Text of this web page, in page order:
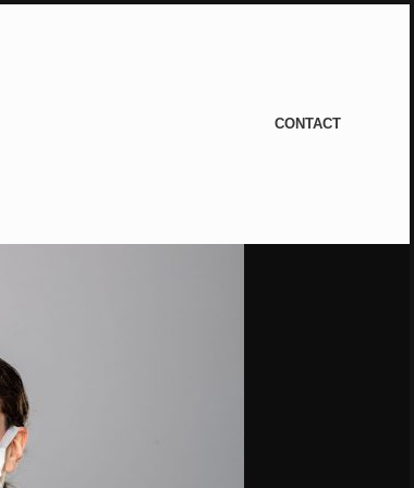
CONTACT